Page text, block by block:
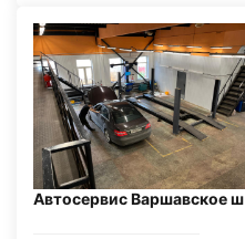
Автосервис Варшавское ш